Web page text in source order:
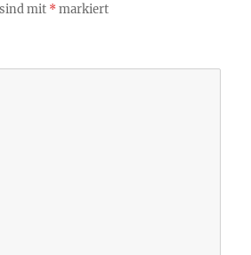
mit *markiert